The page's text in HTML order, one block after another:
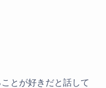
とが好きだと話して